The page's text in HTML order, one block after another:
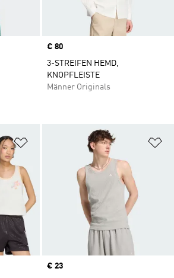
Price
€ 80
3-STREIFEN HEMD,
KNOPFLEISTE
Männer Originals
Zur Wunschliste hinzufügen
Price
€ 23